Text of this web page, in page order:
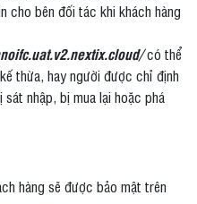
cho bên đối tác khi khách hàng
có thể
thừa, hay người được chỉ định
nhập, bị mua lại hoặc phá
hàng sẽ được bảo mật trên